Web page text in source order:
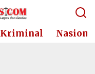
Kriminal